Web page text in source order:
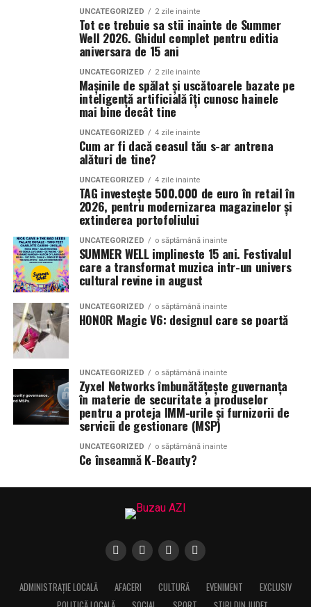
UNCATEGORIZED 2 zile inainte
Tot ce trebuie sa stii inainte de Summer
Well 2026. Ghidul complet pentru editia
aniversara de 15 ani
UNCATEGORIZED 2 zile inainte
Mașinile de spălat și uscătoarele bazate pe
inteligență artificială îți cunosc hainele
mai bine decât tine
UNCATEGORIZED 4 zile inainte
Cum ar fi dacă ceasul tău s-ar antrena
alături de tine?
UNCATEGORIZED 4 zile inainte
TAG investește 500.000 de euro în retail în
2026, pentru modernizarea magazinelor și
extinderea portofoliului
UNCATEGORIZED o săptămână inainte
SUMMER WELL implineste 15 ani. Festivalul
care a transformat muzica intr-un univers
cultural revine in august
UNCATEGORIZED o săptămână inainte
HONOR Magic V6: designul care se poartă
UNCATEGORIZED o săptămână inainte
Zyxel Networks îmbunătățește guvernanța
în materie de securitate a produselor
pentru a proteja IMM-urile și furnizorii de
servicii de gestionare (MSP)
UNCATEGORIZED o săptămână inainte
Ce înseamnă K-Beauty?
ADMINISTRAȚIE LOCALĂ AFACERI CULTURĂ EVENIMENT
EXCLUSIV